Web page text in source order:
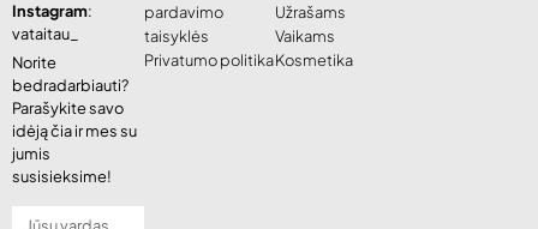
Instagram:
vataitau_
Norite
bedradarbiauti?
Parašykite savo
idėją čia ir mes su
jumis
susisieksime!
pardavimo
taisyklės
Privatumo politika
Užrašams
Vaikams
Kosmetika